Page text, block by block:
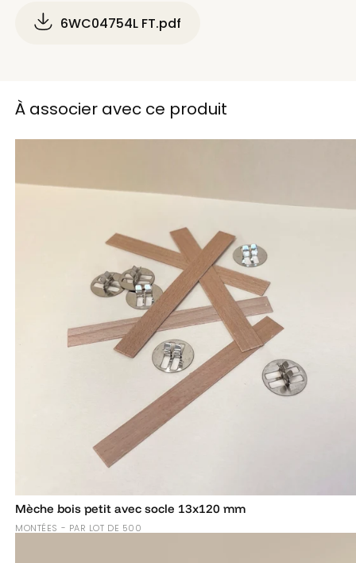
6WC04754L FT.pdf
À associer avec ce produit
Mèche bois petit avec socle 13x120 mm
MONTÉES - PAR LOT DE 500